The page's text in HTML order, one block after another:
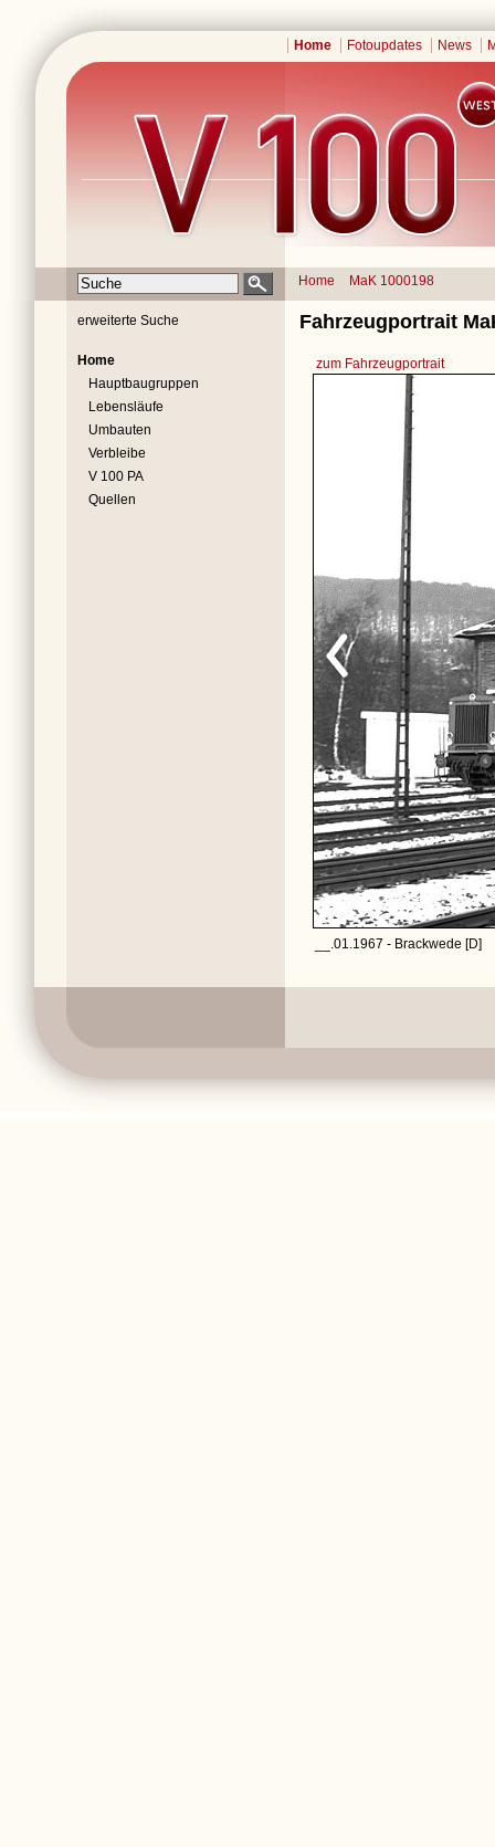
Home Fotoupdates News
Home MaK 1000198
erweiterte Suche
Home
Hauptbaugruppen
Lebensläufe
Umbauten
Verbleibe
V 100 PA
Quellen
Fahrzeugportrait
zum Fahrzeugportrait
__.01.1967 - Brackwede [D]